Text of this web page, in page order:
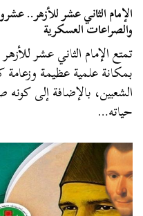
الإمام الثاني عشر للأزهر..
والصراعات العسكرية
تمتع الإمام الثاني عشر
بمكانة علمية عظيمة
الشعبين، بالإضافة إلى
حياته…